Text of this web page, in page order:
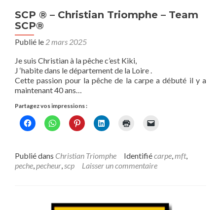
SCP ® – Christian Triomphe – Team
SCP®
Publié le 2 mars 2025
Je suis Christian à la pêche c’est Kiki,
J ‘habite dans le département de la Loire .
Cette passion pour la pêche de la carpe a débuté il y a
maintenant 40 ans…
Partagez vos impressions :
Publié dans Christian Triomphe Identifiécarpe,mft,
peche,pecheur,scp Laisser un commentaire